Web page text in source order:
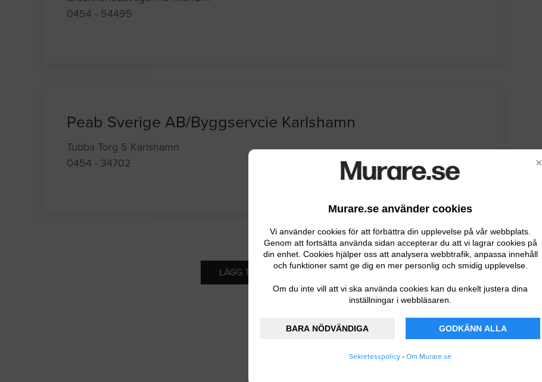
×
Murare.se använder cookies
Vi använder cookies för att förbättra din upplevelse på vår webbplats.
Genom att fortsätta använda sidan accepterar du att vi lagrar cookies på
din enhet. Cookies hjälper oss att analysera webbtrafik, anpassa innehåll
och funktioner samt ge dig en mer personlig och smidig upplevelse.
Om du inte vill att vi ska använda cookies kan du enkelt justera dina
inställningar i webbläsaren.
BARA NÖDVÄNDIGA GODKÄNN ALLA
Sekretesspolicy • Om Murare.se
0454 - 54495
Peab Sverige AB/Byggservcie Karlshamn
Tubba Torg 5 Karlshamn
0454 - 34702
LÄGG TILL DITT FÖRETAG